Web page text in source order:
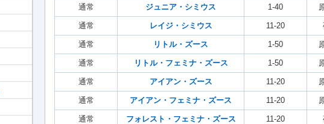
通常 ジュニア・シミウス 1-40
通常 レイジ・シミウス 11-20
通常 リトル・ズース 1-50
通常 リトル・フェミナ・ズース 1-50
通常 アイアン・ズース 11-20
通常 アイアン・フェミナ・ズース 11-20
通常 フォレスト・フェミナ・ズース 11-20